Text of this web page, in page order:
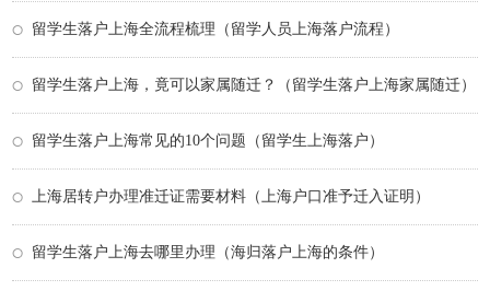
留学生落户上海全流程梳理（留学人员上海落户流程）
留学生落户上海，竟可以家属随迁？（留学生落户上海家属随迁）
留学生落户上海常见的10个问题（留学生上海落户）
上海居转户办理准迁证需要材料（上海户口准予迁入证明）
留学生落户上海去哪里办理（海归落户上海的条件）